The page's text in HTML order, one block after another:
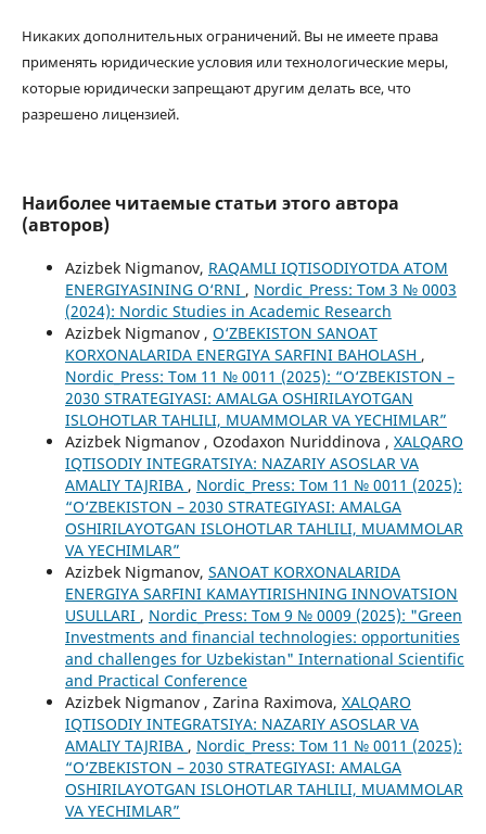
Никаких дополнительных ограничений. Вы не имеете права
применять юридические условия или технологические меры,
которые юридически запрещают другим делать все, что
разрешено лицензией.
Наиболее читаемые статьи этого автора
(авторов)
Azizbek Nigmanov, RAQAMLI IQTISODIYOTDA ATOM
ENERGIYASINING O‘RNI , Nordic_Press: Том 3 № 0003
(2024): Nordic Studies in Academic Research
Azizbek Nigmanov , O‘ZBEKISTON SANOAT
KORXONALARIDA ENERGIYA SARFINI BAHOLASH ,
Nordic_Press: Том 11 № 0011 (2025): “O‘ZBEKISTON –
2030 STRATEGIYASI: AMALGA OSHIRILAYOTGAN
ISLOHOTLAR TAHLILI, MUAMMOLAR VA YECHIMLAR”
Azizbek Nigmanov , Ozodaxon Nuriddinova , XALQARO
IQTISODIY INTEGRATSIYA: NAZARIY ASOSLAR VA
AMALIY TAJRIBA , Nordic_Press: Том 11 № 0011 (2025):
“O‘ZBEKISTON – 2030 STRATEGIYASI: AMALGA
OSHIRILAYOTGAN ISLOHOTLAR TAHLILI, MUAMMOLAR
VA YECHIMLAR”
Azizbek Nigmanov, SANOAT KORXONALARIDA
ENERGIYA SARFINI KAMAYTIRISHNING INNOVATSION
USULLARI , Nordic_Press: Том 9 № 0009 (2025): "Green
Investments and financial technologies: opportunities
and challenges for Uzbekistan" International Scientific
and Practical Conference
Azizbek Nigmanov , Zarina Raximova, XALQARO
IQTISODIY INTEGRATSIYA: NAZARIY ASOSLAR VA
AMALIY TAJRIBA , Nordic_Press: Том 11 № 0011 (2025):
“O‘ZBEKISTON – 2030 STRATEGIYASI: AMALGA
OSHIRILAYOTGAN ISLOHOTLAR TAHLILI, MUAMMOLAR
VA YECHIMLAR”